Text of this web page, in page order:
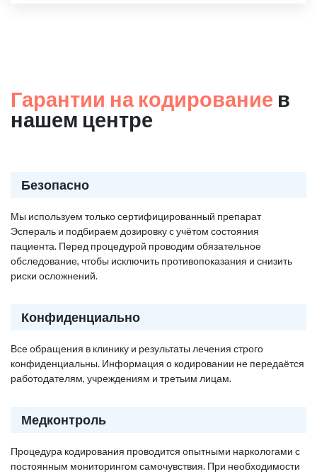
Гарантии на кодирование в
нашем центре
Безопасно
Мы используем только сертифицированный препарат
Эспераль и подбираем дозировку с учётом состояния
пациента. Перед процедурой проводим обязательное
обследование, чтобы исключить противопоказания и снизить
риски осложнений.
Конфиденциально
Все обращения в клинику и результаты лечения строго
конфиденциальны. Информация о кодировании не передаётся
работодателям, учреждениям и третьим лицам.
Медконтроль
Процедура кодирования проводится опытными наркологами с
постоянным мониторингом самочувствия. При необходимости